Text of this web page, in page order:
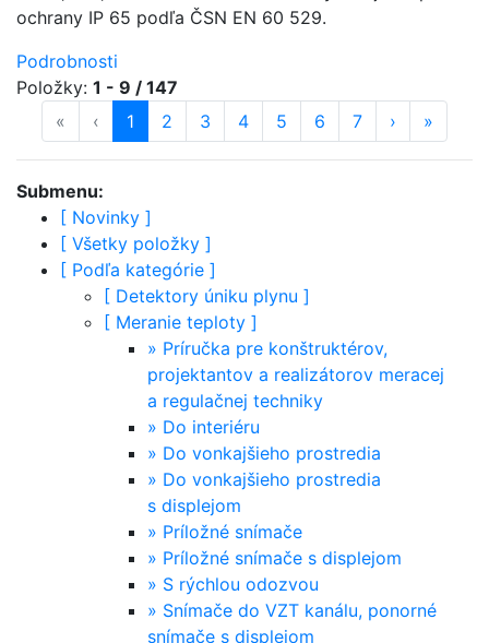
Submenu:
[ Novinky ]
[ Všetky položky ]
[ Podľa kategórie ]
[ Detektory úniku plynu ]
[ Meranie teploty ]
» Príručka pre konštruktérov,
projektantov a realizátorov meracej
a regulačnej techniky
» Do interiéru
» Do vonkajšieho prostredia
» Do vonkajšieho prostredia
s displejom
» Príložné snímače
» Príložné snímače s displejom
» S rýchlou odozvou
» Snímače do VZT kanálu, ponorné
snímače s displejom
ochrany IP 65 podľa ČSN EN 60 529.
Podrobnosti
Položky: 1 - 9 / 147
« prvá strana
‹ predošlá strana
strana
1 (aktuálna)
strana
2 strana
3 strana
4 strana
5 strana
6 strana
7 ďalšia
› »